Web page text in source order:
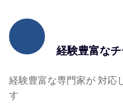
経験豊富な
経験豊富な専門家が 対応
す